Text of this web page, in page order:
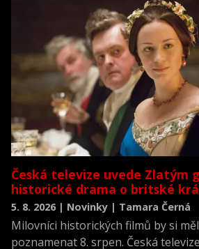
Česká televize uvede Zlatým
historické drama o britské
5. 8. 2026 | Novinky | Tamara Černá
Milovníci historických filmů by si
poznamenat 8. srpen. Česká